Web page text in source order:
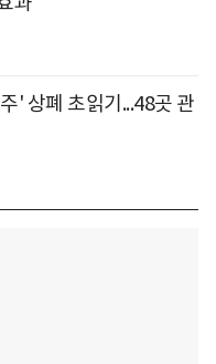
' 상폐 초읽기...48곳 관